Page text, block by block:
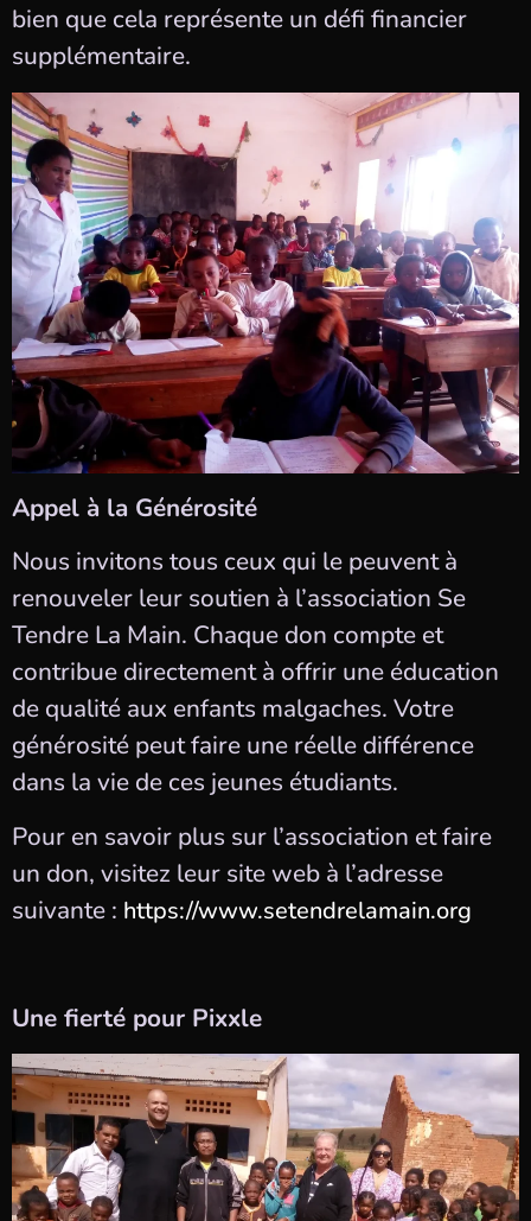
bien que cela représente un défi financier
supplémentaire.
Appel à la Générosité
Nous invitons tous ceux qui le peuvent à
renouveler leur soutien à l’association Se
Tendre La Main. Chaque don compte et
contribue directement à offrir une éducation
de qualité aux enfants malgaches. Votre
générosité peut faire une réelle différence
dans la vie de ces jeunes étudiants.
Pour en savoir plus sur l’association et faire
un don, visitez leur site web à l’adresse
suivante : https://www.setendrelamain.org
Une fierté pour Pixxle